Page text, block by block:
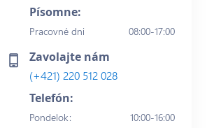
Písomne:
Pracovné dni 08:00-17:00
Zavolajte nám
(+421) 220 512 028
Telefón:
Pondelok:
10:00-16:00